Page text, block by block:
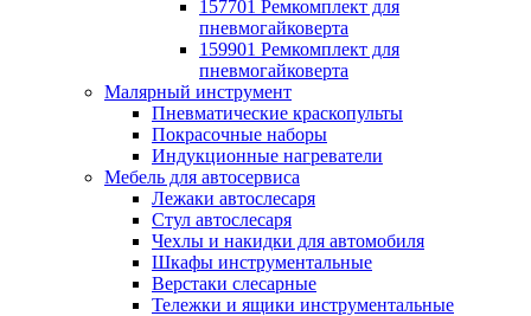
157701 Ремкомплект для
пневмогайковерта
159901 Ремкомплект для
пневмогайковерта
Малярный инструмент
Пневматические краскопульты
Покрасочные наборы
Индукционные нагреватели
Мебель для автосервиса
Лежаки автослесаря
Стул автослесаря
Чехлы и накидки для автомобиля
Шкафы инструментальные
Верстаки слесарные
Тележки и ящики инструментальные